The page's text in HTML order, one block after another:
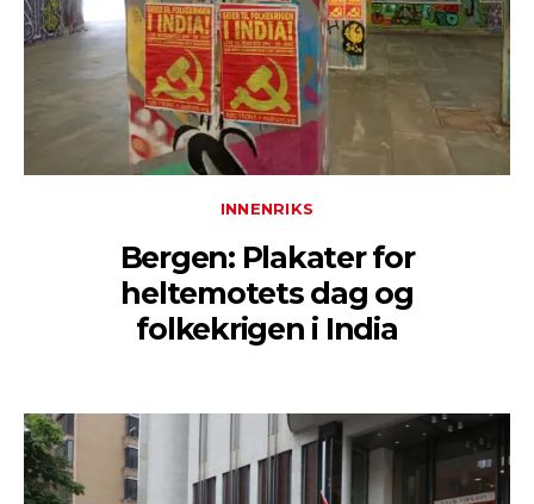
INNENRIKS
Bergen: Plakater for
heltemotets dag og
folkekrigen i India